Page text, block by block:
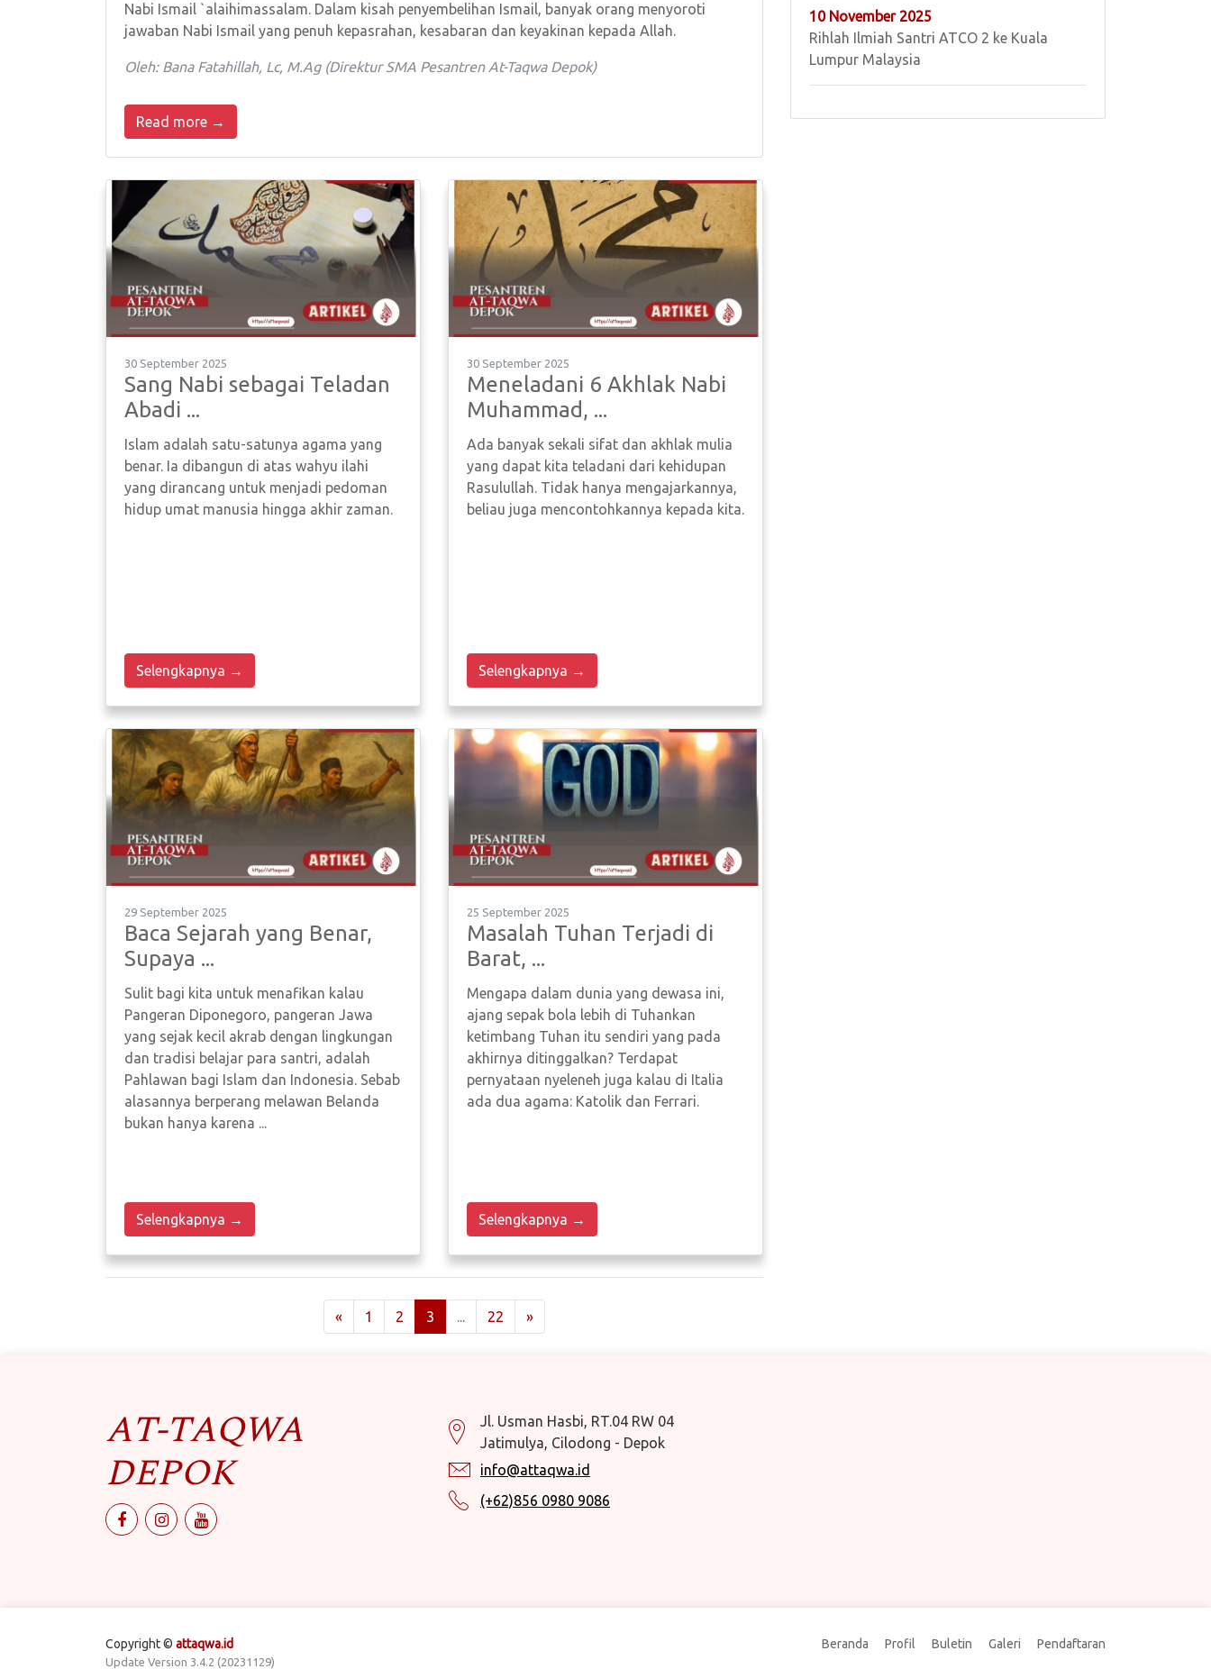
Nabi Ismail `alaihimassalam. Dalam kisah penyembelihan Ismail, banyak orang menyoroti
jawaban Nabi Ismail yang penuh kepasrahan, kesabaran dan keyakinan kepada Allah.
Oleh: Bana Fatahillah, Lc, M.Ag (Direktur SMA Pesantren At-Taqwa Depok)
Read more →
30 September 2025
Sang Nabi sebagai Teladan
Abadi ...
Islam adalah satu-satunya agama yang
benar. Ia dibangun di atas wahyu ilahi
yang dirancang untuk menjadi pedoman
hidup umat manusia hingga akhir zaman.
Selengkapnya →
30 September 2025
Meneladani 6 Akhlak Nabi
Muhammad, ...
Ada banyak sekali sifat dan akhlak mulia
yang dapat kita teladani dari kehidupan
Rasulullah. Tidak hanya mengajarkannya,
beliau juga mencontohkannya kepada kita.
Selengkapnya →
29 September 2025
Baca Sejarah yang Benar,
Supaya ...
Sulit bagi kita untuk menafikan kalau
Pangeran Diponegoro, pangeran Jawa
yang sejak kecil akrab dengan lingkungan
dan tradisi belajar para santri, adalah
Pahlawan bagi Islam dan Indonesia. Sebab
alasannya berperang melawan Belanda
bukan hanya karena ...
Selengkapnya →
25 September 2025
Masalah Tuhan Terjadi di
Barat, ...
Mengapa dalam dunia yang dewasa ini,
ajang sepak bola lebih di Tuhankan
ketimbang Tuhan itu sendiri yang pada
akhirnya ditinggalkan? Terdapat
pernyataan nyeleneh juga kalau di Italia
ada dua agama: Katolik dan Ferrari.
Selengkapnya →
« 1 2 3 ... 22 »
10 November 2025
Rihlah Ilmiah Santri ATCO 2 ke Kuala
Lumpur Malaysia
AT-TAQWA
DEPOK
Jl. Usman Hasbi, RT.04 RW 04
Jatimulya, Cilodong - Depok
info@attaqwa.id
(+62)856 0980 9086
Copyright © attaqwa.id
Update Version 3.4.2 (20231129)
Beranda Profil Buletin Galeri Pendaftaran